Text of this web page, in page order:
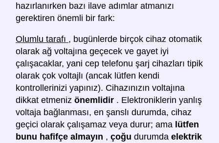
hazırlanırken bazı ilave adımlar atmanızı
gerektiren önemli bir fark:
Olumlu tarafı , bugünlerde birçok cihaz otomatik
olarak ağ voltajına geçecek ve gayet iyi
çalışacaklar, yani cep telefonu şarj cihazları tipik
olarak çok voltajlı (ancak lütfen kendi
kontrollerinizi yapınız). Cihazınızın voltajına
dikkat etmeniz önemlidir . Elektroniklerin yanlış
voltaja bağlanması, en şanslı durumda, cihaz
geçici olarak çalışamaz veya durur; ama lütfen
bunu hafifçe almayın , çoğu durumda elektrik